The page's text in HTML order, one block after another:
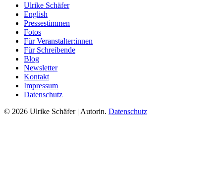
Ulrike Schäfer
English
Pressestimmen
Fotos
Für Veranstalter:innen
Für Schreibende
Blog
Newsletter
Kontakt
Impressum
Datenschutz
© 2026 Ulrike Schäfer | Autorin. Datenschutz